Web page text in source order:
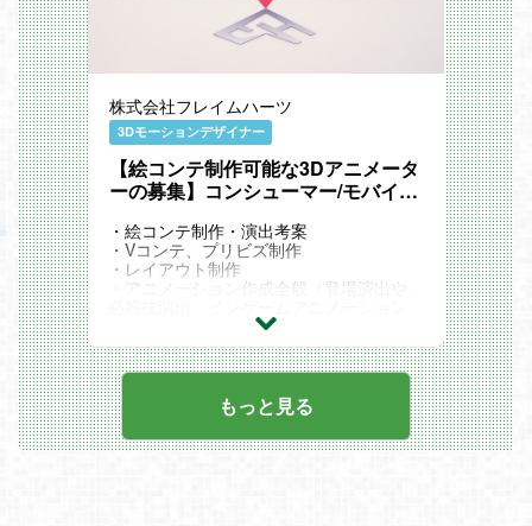
株式会社フレイムハーツ
3Dモーションデザイナー
【絵コンテ制作可能な3Dアニメータ
ーの募集】コンシューマー/モバイル
・絵コンテ制作・演出考案
・Vコンテ、プリビズ制作
・レイアウト制作
・アニメーション作成全般（登場演出や、
カットシーン、イベントシーンなど）
・Unreal EngineやUnity等のゲームエンジ
ン上でのシーン構築、実装
・他、付随する業務
ご自身で演出考案可能な方、絵コンテ制作
可能な3DCGアニメーター募集。
適正をみて、管理業務、リーダーポジショ
もっと見る